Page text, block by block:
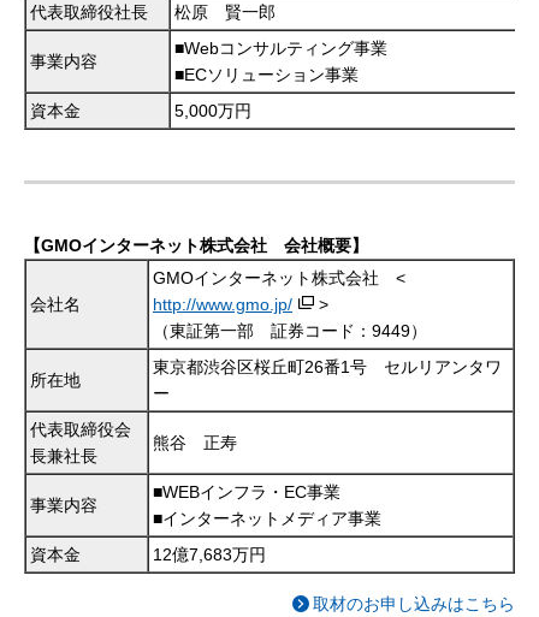
代表取締役社長
松原 賢一郎
事業内容
■Webコンサルティング事業
■ECソリューション事業
資本金
5,000万円
【GMOインターネット株式会社 会社概要】
会社名
GMOインターネット株式会社 <
http://www.gmo.jp/
>
（東証第一部 証券コード：9449）
所在地
東京都渋谷区桜丘町26番1号 セルリアンタワ
ー
代表取締役会
長兼社長
熊谷 正寿
事業内容
■WEBインフラ・EC事業
■インターネットメディア事業
資本金
12億7,683万円
取材のお申し込みはこちら